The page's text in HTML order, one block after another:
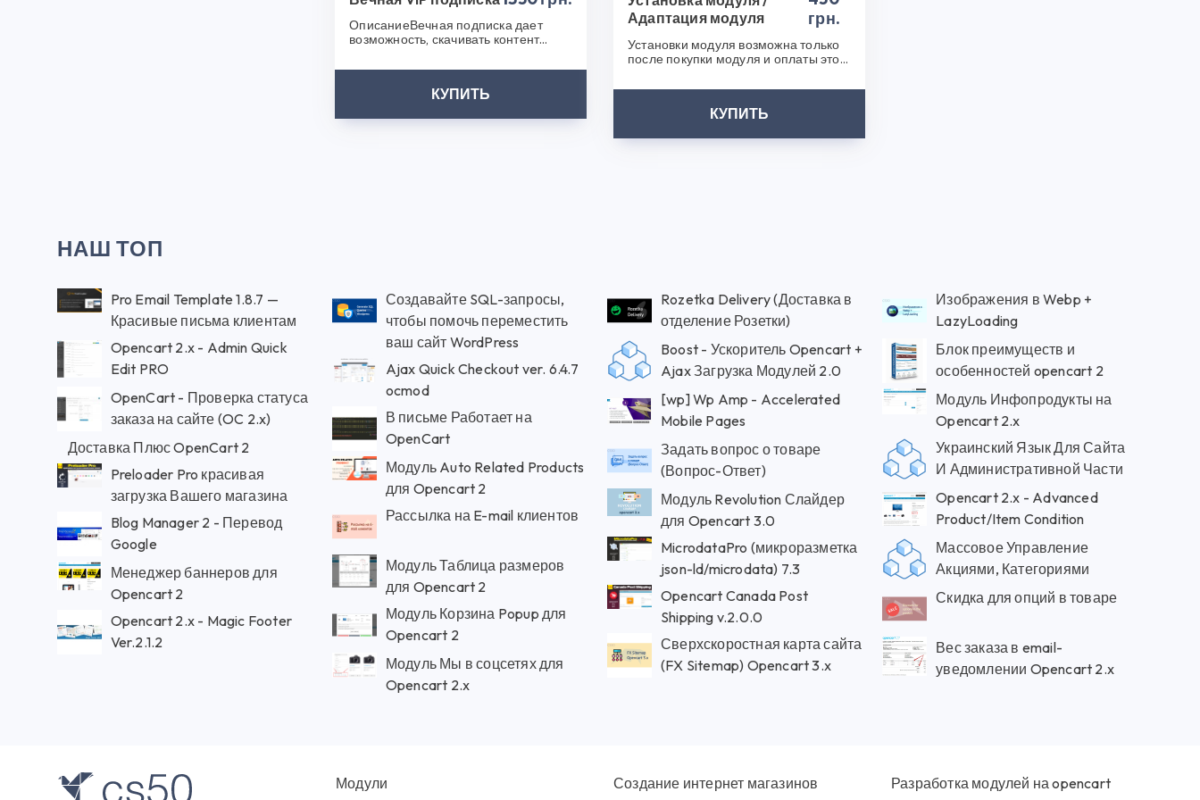
ОписаниеВечная подписка дает
возможность, скачивать контент
появиться н..
КУПИТЬ
Адаптация модуля
грн.
Установки модуля возможна только
после покупки модуля и оплаты этой
КУПИТЬ
НАШ ТОП
Pro Email Template 1.8.7 —
Красивые письма клиентам
Opencart 2.x - Admin Quick
Edit PRO
OpenCart - Проверка статуса
заказа на сайте (OC 2.x)
Доставка Плюс OpenCart 2
Preloader Pro красивая
загрузка Вашего магазина
Blog Manager 2 - Перевод
Google
Менеджер баннеров для
Opencart 2
Opencart 2.x - Magic Footer
Ver.2.1.2
Создавайте SQL-запросы,
чтобы помочь переместить
ваш сайт WordPress
Ajax Quick Checkout ver. 6.4.7
ocmod
В письме Работает на
OpenCart
Модуль Auto Related Products
для Opencart 2
Рассылка на E-mail клиентов
Модуль Таблица размеров
для Opencart 2
Модуль Корзина Popup для
Opencart 2
Модуль Мы в соцсетях для
Opencart 2.x
Rozetka Delivery (Доставка в
отделение Розетки)
Boost - Ускоритель Opencart +
Ajax Загрузка Модулей 2.0
[wp] Wp Amp - Accelerated
Mobile Pages
Задать вопрос о товаре
(Вопрос-Ответ)
Модуль Revolution Слайдер
для Opencart 3.0
MicrodataPro (микроразметка
json-ld/microdata) 7.3
Opencart Canada Post
Shipping v.2.0.0
Сверхскоростная карта сайта
(FX Sitemap) Opencart 3.x
Изображения в Webp +
LazyLoading
Блок преимуществ и
особенностей opencart 2
Модуль Инфопродукты на
Opencart 2.x
Украинский Язык Для Сайта
И Административной Части
Opencart 2.x - Advanced
Product/Item Condition
Массовое Управление
Акциями, Категориями
Скидка для опций в товаре
Вес заказа в email-
уведомлении Opencart 2.x
Модули Создание интернет магазинов Разработка модулей на opencart